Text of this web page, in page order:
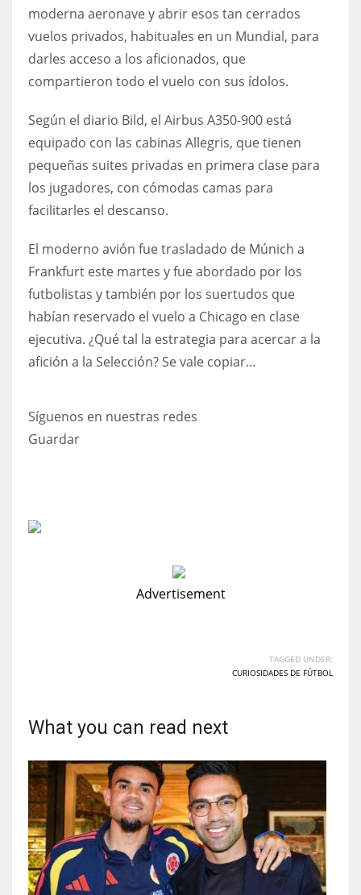
24
MIA
17
22
26
moderna aeronave y abrir esos tan cerrados
vuelos privados, habituales en un Mundial, para
darles acceso a los aficionados, que
compartieron todo el vuelo con sus ídolos.
Según el diario Bild, el Airbus A350-900 está
equipado con las cabinas Allegris, que tienen
pequeñas suites privadas en primera clase para
los jugadores, con cómodas camas para
facilitarles el descanso.
El moderno avión fue trasladado de Múnich a
Frankfurt este martes y fue abordado por los
futbolistas y también por los suertudos que
habían reservado el vuelo a Chicago en clase
ejecutiva. ¿Qué tal la estrategia para acercar a la
afición a la Selección? Se vale copiar…
Síguenos en nuestras redes
Guardar
Advertisement
TAGGED UNDER:
CURIOSIDADES DE FÚTBOL
What you can read next